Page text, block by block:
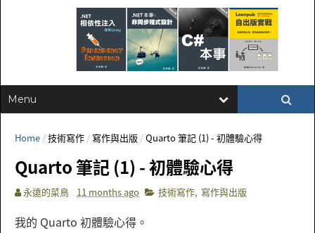
Home /技術寫作 /寫作與出版 /Quarto 筆記 (1) - 初體驗心得
Quarto 筆記 (1) - 初體驗心得
永遠的菜鳥 11 months ago 技術寫作, 寫作與出版
我的 Quarto 初體驗心得。